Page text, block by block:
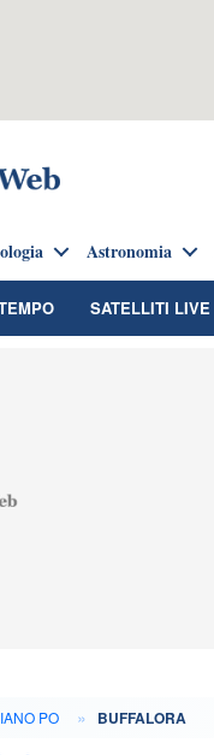
Astronomia
SATELLITI LIVE
PO » BUFFALORA